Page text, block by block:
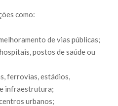
como:
de vias públicas;
postos de saúde ou
ferrovias, estádios,
infraestrutura;
urbanos;